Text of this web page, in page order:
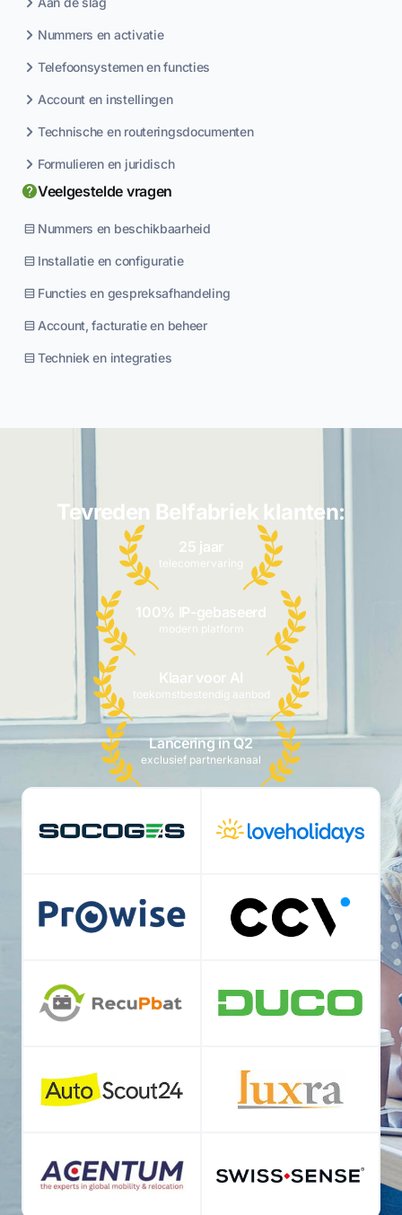
Nummers en activatie
Telefoonsystemen en functies
Account en instellingen
Technische en routeringsdocumenten
Formulieren en juridisch
Veelgestelde vragen
Nummers en beschikbaarheid
Installatie en configuratie
Functies en gespreksafhandeling
Account, facturatie en beheer
Techniek en integraties
Tevreden Belfabriek klanten:
25 jaar
telecomervaring
100% IP-gebaseerd
modern platform
Klaar voor AI
toekomstbestendig aanbod
Lancering in Q2
exclusief partnerkanaal